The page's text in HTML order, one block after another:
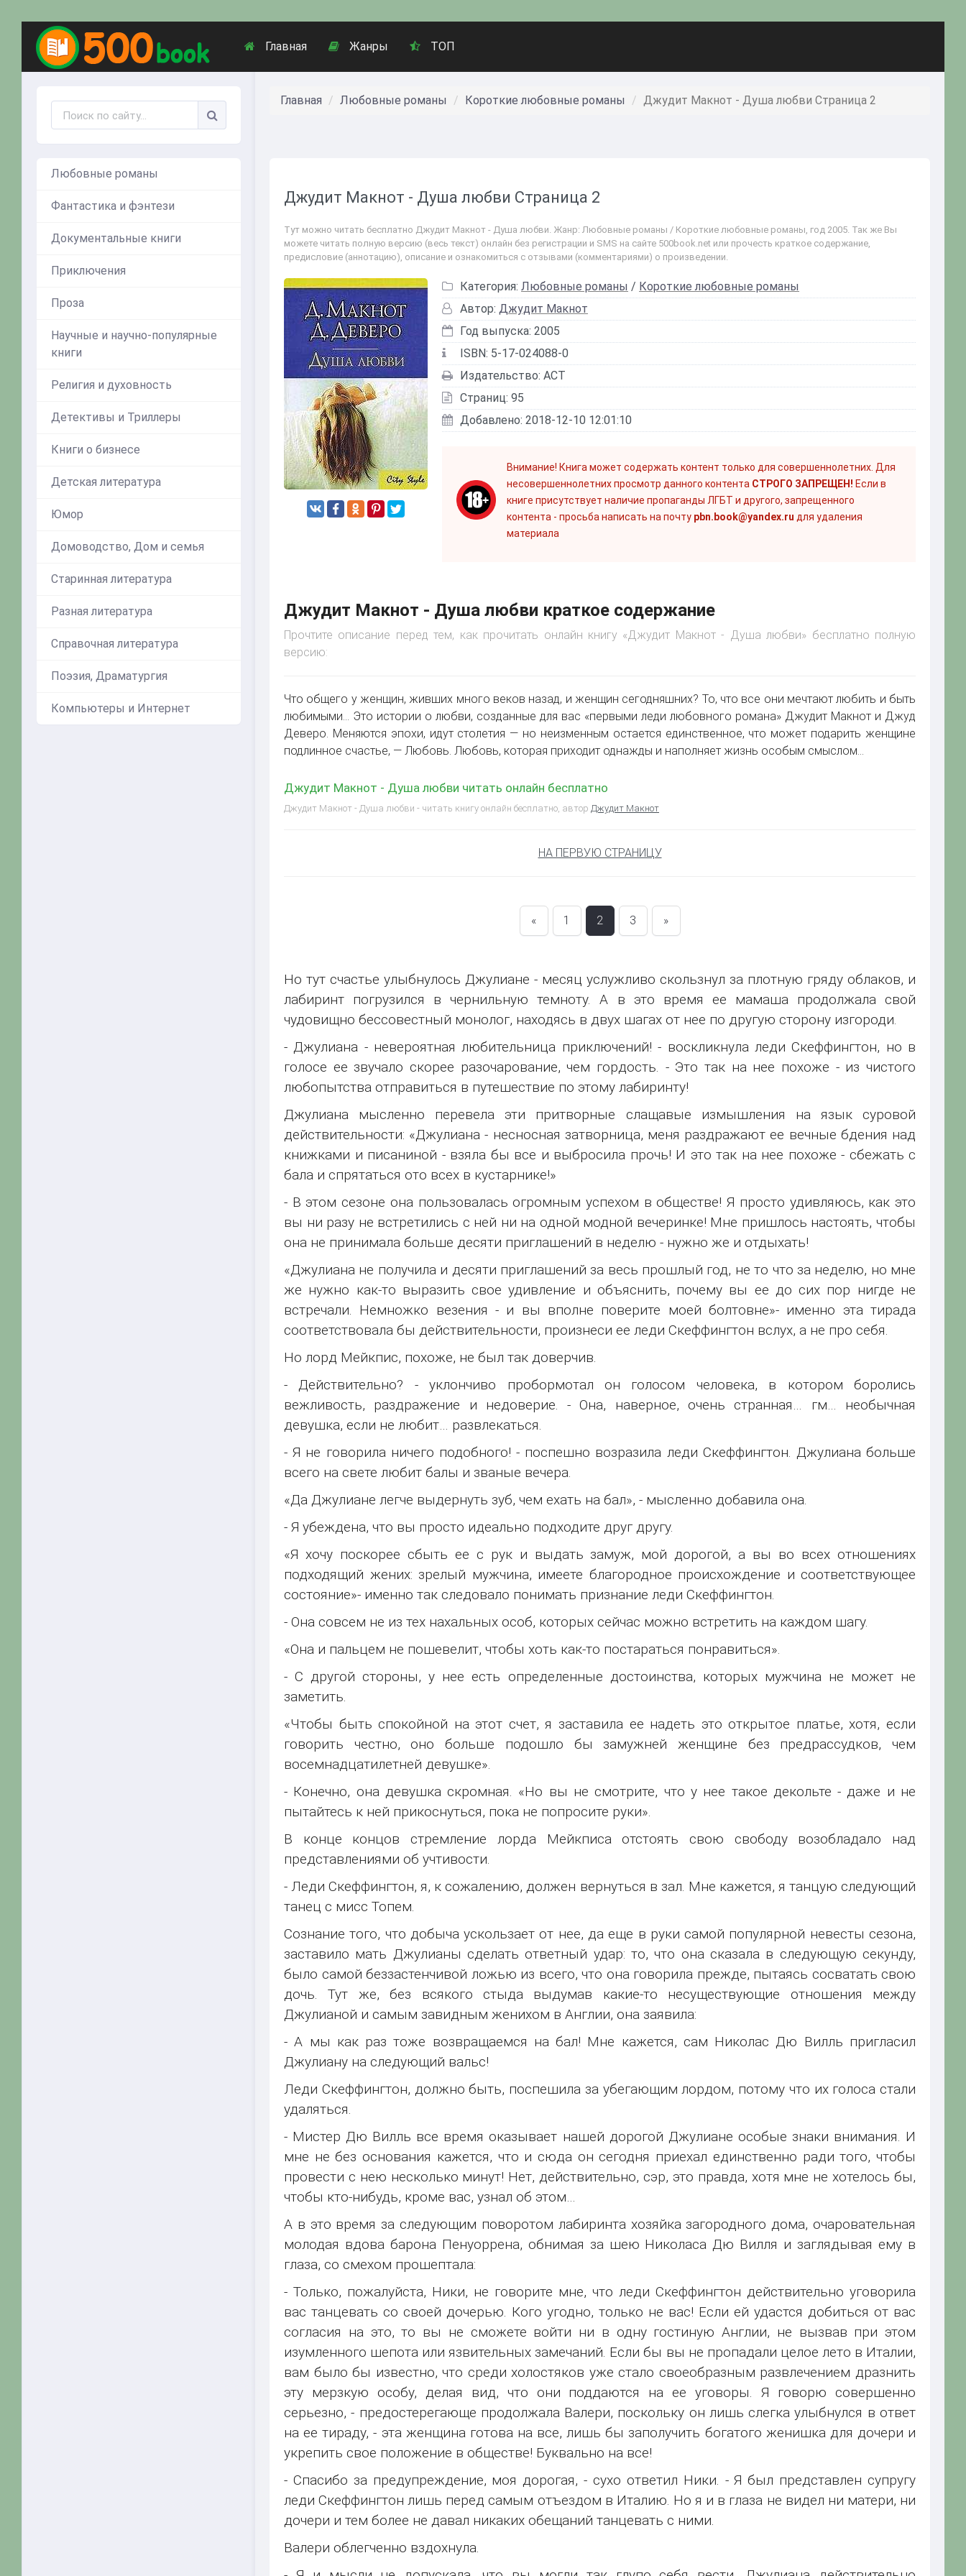
Главная Жанры ТОП
Любовные романы
Фантастика и фэнтези
Документальные книги
Приключения
Проза
Научные и научно-популярные
книги
Религия и духовность
Детективы и Триллеры
Книги о бизнесе
Детская литература
Юмор
Домоводство, Дом и семья
Старинная литература
Разная литература
Справочная литература
Поэзия, Драматургия
Компьютеры и Интернет
Главная Любовные романы Короткие любовные романы Джудит Макнот - Душа любви Страница 2
Джудит Макнот - Душа любви Страница 2
Тут можно читать бесплатно Джудит Макнот - Душа любви. Жанр: Любовные романы / Короткие любовные романы, год 2005. Так же Вы
можете читать полную версию (весь текст) онлайн без регистрации и SMS на сайте 500book.net или прочесть краткое содержание,
предисловие (аннотацию), описание и ознакомиться с отзывами (комментариями) о произведении.
Категория: Любовные романы / Короткие любовные романы
Автор: Джудит Макнот
Год выпуска: 2005
ISBN: 5-17-024088-0
Издательство: АСТ
Страниц: 95
Добавлено: 2018-12-10 12:01:10
Внимание! Книга может содержать контент только для совершеннолетних. Для
несовершеннолетних просмотр данного контента СТРОГО ЗАПРЕЩЕН! Если в
книге присутствует наличие пропаганды ЛГБТ и другого, запрещенного
контента - просьба написать на почту pbn.book@yandex.ru для удаления
материала
Джудит Макнот - Душа любви краткое содержание
Прочтите описание перед тем, как прочитать онлайн книгу «Джудит Макнот - Душа любви» бесплатно полную
версию:
Что общего у женщин, живших много веков назад, и женщин сегодняшних? То, что все они мечтают любить и быть
любимыми… Это истории о любви, созданные для вас «первыми леди любовного романа» Джудит Макнот и Джуд
Деверо. Меняются эпохи, идут столетия — но неизменным остается единственное, что может подарить женщине
подлинное счастье, — Любовь. Любовь, которая приходит однажды и наполняет жизнь особым смыслом…
Джудит Макнот - Душа любви читать онлайн бесплатно
Джудит Макнот - Душа любви - читать книгу онлайн бесплатно, автор Джудит Макнот
НА ПЕРВУЮ СТРАНИЦУ
« 1 2 3 »
Но тут счастье улыбнулось Джулиане - месяц услужливо скользнул за плотную гряду облаков, и
лабиринт погрузился в чернильную темноту. А в это время ее мамаша продолжала свой
чудовищно бессовестный монолог, находясь в двух шагах от нее по другую сторону изгороди.
- Джулиана - невероятная любительница приключений! - воскликнула леди Скеффингтон, но в
голосе ее звучало скорее разочарование, чем гордость. - Это так на нее похоже - из чистого
любопытства отправиться в путешествие по этому лабиринту!
Джулиана мысленно перевела эти притворные слащавые измышления на язык суровой
действительности: «Джулиана - несносная затворница, меня раздражают ее вечные бдения над
книжками и писаниной - взяла бы все и выбросила прочь! И это так на нее похоже - сбежать с
бала и спрятаться ото всех в кустарнике!»
- В этом сезоне она пользовалась огромным успехом в обществе! Я просто удивляюсь, как это
вы ни разу не встретились с ней ни на одной модной вечеринке! Мне пришлось настоять, чтобы
она не принимала больше десяти приглашений в неделю - нужно же и отдыхать!
«Джулиана не получила и десяти приглашений за весь прошлый год, не то что за неделю, но мне
же нужно как-то выразить свое удивление и объяснить, почему вы ее до сих пор нигде не
встречали. Немножко везения - и вы вполне поверите моей болтовне»- именно эта тирада
соответствовала бы действительности, произнеси ее леди Скеффингтон вслух, а не про себя.
Но лорд Мейкпис, похоже, не был так доверчив.
- Действительно? - уклончиво пробормотал он голосом человека, в котором боролись
вежливость, раздражение и недоверие. - Она, наверное, очень странная… гм… необычная
девушка, если не любит… развлекаться.
- Я не говорила ничего подобного! - поспешно возразила леди Скеффингтон. Джулиана больше
всего на свете любит балы и званые вечера.
«Да Джулиане легче выдернуть зуб, чем ехать на бал», - мысленно добавила она.
- Я убеждена, что вы просто идеально подходите друг другу.
«Я хочу поскорее сбыть ее с рук и выдать замуж, мой дорогой, а вы во всех отношениях
подходящий жених: зрелый мужчина, имеете благородное происхождение и соответствующее
состояние»- именно так следовало понимать признание леди Скеффингтон.
- Она совсем не из тех нахальных особ, которых сейчас можно встретить на каждом шагу.
«Она и пальцем не пошевелит, чтобы хоть как-то постараться понравиться».
- С другой стороны, у нее есть определенные достоинства, которых мужчина не может не
заметить.
«Чтобы быть спокойной на этот счет, я заставила ее надеть это открытое платье, хотя, если
говорить честно, оно больше подошло бы замужней женщине без предрассудков, чем
восемнадцатилетней девушке».
- Конечно, она девушка скромная. «Но вы не смотрите, что у нее такое декольте - даже и не
пытайтесь к ней прикоснуться, пока не попросите руки».
В конце концов стремление лорда Мейкписа отстоять свою свободу возобладало над
представлениями об учтивости.
- Леди Скеффингтон, я, к сожалению, должен вернуться в зал. Мне кажется, я танцую следующий
танец с мисс Топем.
Сознание того, что добыча ускользает от нее, да еще в руки самой популярной невесты сезона,
заставило мать Джулианы сделать ответный удар: то, что она сказала в следующую секунду,
было самой беззастенчивой ложью из всего, что она говорила прежде, пытаясь сосватать свою
дочь. Тут же, без всякого стыда выдумав какие-то несуществующие отношения между
Джулианой и самым завидным женихом в Англии, она заявила:
- А мы как раз тоже возвращаемся на бал! Мне кажется, сам Николас Дю Вилль пригласил
Джулиану на следующий вальс!
Леди Скеффингтон, должно быть, поспешила за убегающим лордом, потому что их голоса стали
удаляться.
- Мистер Дю Вилль все время оказывает нашей дорогой Джулиане особые знаки внимания. И
мне не без основания кажется, что и сюда он сегодня приехал единственно ради того, чтобы
провести с нею несколько минут! Нет, действительно, сэр, это правда, хотя мне не хотелось бы,
чтобы кто-нибудь, кроме вас, узнал об этом…
А в это время за следующим поворотом лабиринта хозяйка загородного дома, очаровательная
молодая вдова барона Пенуоррена, обнимая за шею Николаса Дю Вилля и заглядывая ему в
глаза, со смехом прошептала:
- Только, пожалуйста, Ники, не говорите мне, что леди Скеффингтон действительно уговорила
вас танцевать со своей дочерью. Кого угодно, только не вас! Если ей удастся добиться от вас
согласия на это, то вы не сможете войти ни в одну гостиную Англии, не вызвав при этом
изумленного шепота или язвительных замечаний. Если бы вы не пропадали целое лето в Италии,
вам было бы известно, что среди холостяков уже стало своеобразным развлечением дразнить
эту мерзкую особу, делая вид, что они поддаются на ее уговоры. Я говорю совершенно
серьезно, - предостерегающе продолжала Валери, поскольку он лишь слегка улыбнулся в ответ
на ее тираду, - эта женщина готова на все, лишь бы заполучить богатого женишка для дочери и
укрепить свое положение в обществе! Буквально на все!
- Спасибо за предупреждение, моя дорогая, - сухо ответил Ники. - Я был представлен супругу
леди Скеффингтон лишь перед самым отъездом в Италию. Но я и в глаза не видел ни матери, ни
дочери и тем более не давал никаких обещаний танцевать с ними.
Валери облегченно вздохнула.